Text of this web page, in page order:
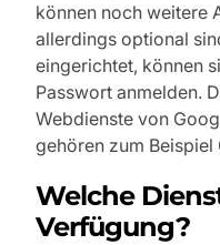
können noch weitere
allerdings optional
eingerichtet, können
Passwort anmelden.
Webdienste von
gehören zum
Welche
Verfügung?